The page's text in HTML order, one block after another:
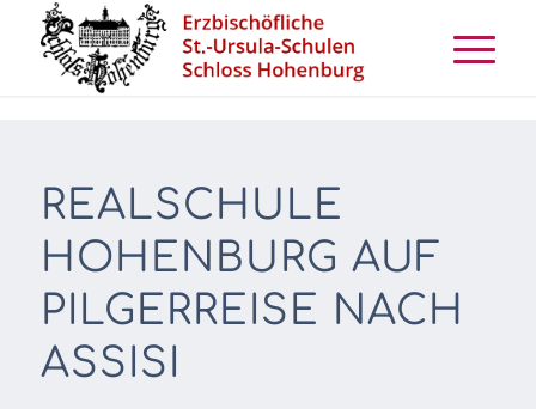
REALSCHULE
HOHENBURG AUF
PILGERREISE NACH
ASSISI